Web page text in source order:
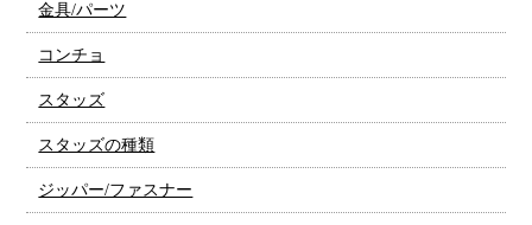
金具/パーツ
コンチョ
スタッズ
スタッズの種類
ジッパー/ファスナー